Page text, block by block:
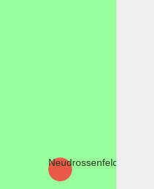
Neudrossenfeld